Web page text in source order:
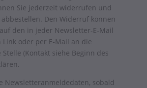
Sie jederzeit widerrufen und
Den Widerruf können
den in jeder Newsletter-E-Mail
oder per E-Mail an die
(Kontakt siehe Beginn des
Newsletteranmeldedaten, sobald